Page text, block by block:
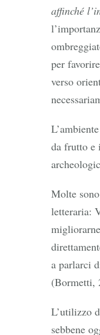
affinché
per
verso
da frutto e
Molte
letteraria:
a parlarci
(Bormetti,
L’utilizzo
sebbene